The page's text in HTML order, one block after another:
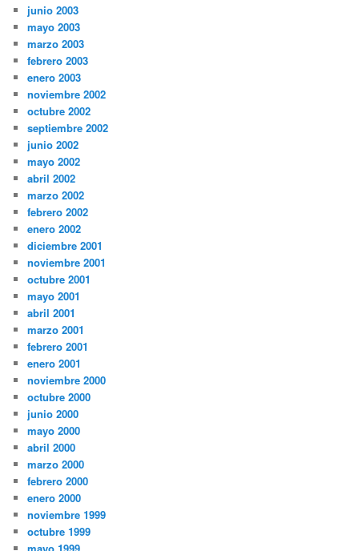
junio 2003
mayo 2003
marzo 2003
febrero 2003
enero 2003
noviembre 2002
octubre 2002
septiembre 2002
junio 2002
mayo 2002
abril 2002
marzo 2002
febrero 2002
enero 2002
diciembre 2001
noviembre 2001
octubre 2001
mayo 2001
abril 2001
marzo 2001
febrero 2001
enero 2001
noviembre 2000
octubre 2000
junio 2000
mayo 2000
abril 2000
marzo 2000
febrero 2000
enero 2000
noviembre 1999
octubre 1999